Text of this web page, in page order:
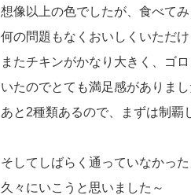
想像以上の色でしたが、食べて
何の問題もなくおいしくいただ
またチキンがかなり大きく、ゴ
いたのでとても満足感がありま
あと2種類あるので、まずは制覇
そしてしばらく通っていなかっ
久々にいこうと思いました～